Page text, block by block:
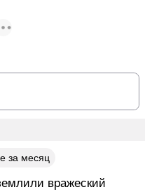
за месяц
вражеский